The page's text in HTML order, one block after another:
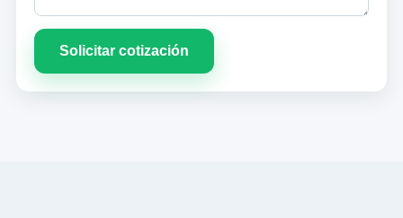
Solicitar cotización